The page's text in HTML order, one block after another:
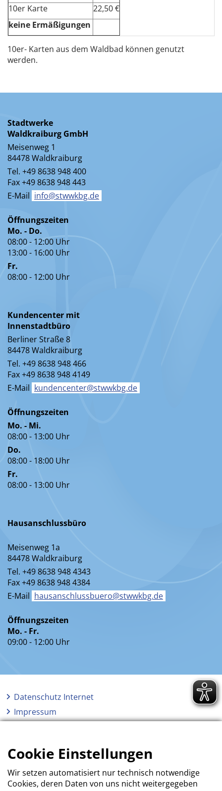
10er Karte
22,50 €
keine Ermäßigungen
10er- Karten aus dem Waldbad können genutzt
werden.
Stadtwerke
Waldkraiburg GmbH
Meisenweg 1
84478 Waldkraiburg
Tel. +49 8638 948 400
Fax +49 8638 948 443
E-Mail info@stwwkbg.de
Öffnungszeiten
Mo. - Do.
08:00 - 12:00 Uhr
13:00 - 16:00 Uhr
Fr.
08:00 - 12:00 Uhr
Kundencenter mit
Innenstadtbüro
Berliner Straße 8
84478 Waldkraiburg
Tel. +49 8638 948 466
Fax +49 8638 948 4149
E-Mail kundencenter@stwwkbg.de
Öffnungszeiten
Mo. - Mi.
08:00 - 13:00 Uhr
Do.
08:00 - 18:00 Uhr
Fr.
08:00 - 13:00 Uhr
Hausanschlussbüro
Meisenweg 1a
84478 Waldkraiburg
Tel. +49 8638 948 4343
Fax +49 8638 948 4384
E-Mail hausanschlussbuero@stwwkbg.de
Öffnungszeiten
Mo. - Fr.
09:00 - 12:00 Uhr
Datenschutz Internet
Impressum
Cookie Einstellungen
Wir setzen automatisiert nur technisch notwendige
Cookies, deren Daten von uns nicht weitergegeben